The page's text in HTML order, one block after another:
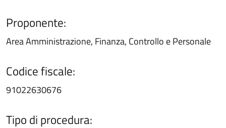
Proponente:
Area Amministrazione, Finanza, Controllo e Personale
Codice fiscale:
91022630676
Tipo di procedura: